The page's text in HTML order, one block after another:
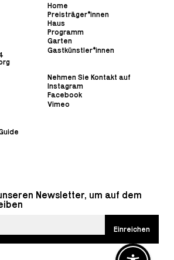
Home
Preisträger*innen
Haus
Programm
Garten
Gastkünstler*innen
Nehmen Sie Kontakt auf
Instagram
Facebook
Vimeo
Newsletter, um auf dem